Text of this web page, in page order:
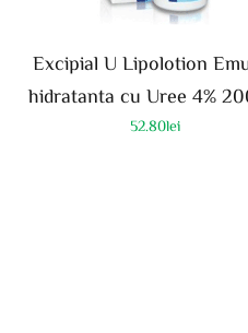
Excipial U Lipolotion
hidratanta cu Uree 4%
52.80lei